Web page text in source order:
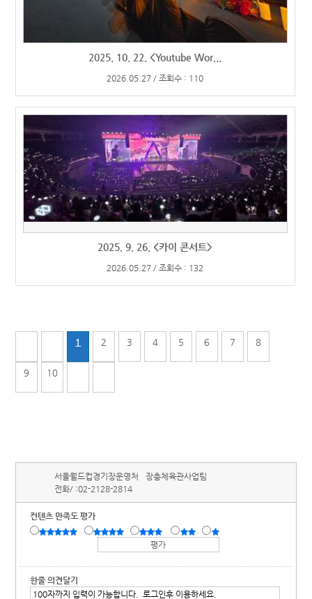
2025. 10. 22. <Youtube Wor...
2026.05.27 / 조회수 : 110
2025. 9. 26. <카이 콘서트>
2026.05.27 / 조회수 : 132
1 2 3 4 5 6 7 8
9 10
서울월드컵경기장운영처
장충체육관사업팀
전화/ :02-2128-2814
컨텐츠 만족도 평가
한줄 의견달기